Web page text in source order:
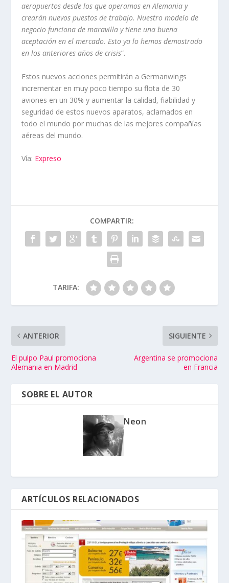
aeropuertos desde los que operamos en Alemania y
crearán nuevos puestos de trabajo. Nuestro modelo de
negocio funciona de maravilla y tiene una buena
aceptación en el mercado. Esto ya lo hemos demostrado
en los anteriores años de crisis”.
Estos nuevos acciones permitirán a Germanwings
incrementar en muy poco tiempo su flota de 30
aviones en un 30% y aumentar la calidad, fiabilidad y
seguridad de estos nuevos aparatos, aclamados en
todo el mundo por muchas de las mejores compañías
aéreas del mundo.
Vía: Expreso
COMPARTIR:
TARIFA:
ANTERIOR
El pulpo Paul promociona
Alemania en Madrid
SIGUIENTE
Argentina se promociona
en Francia
SOBRE EL AUTOR
Neon
ARTÍCULOS RELACIONADOS